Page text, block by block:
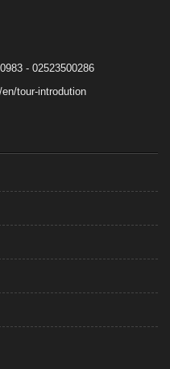
- 02523500286
tour-introdution